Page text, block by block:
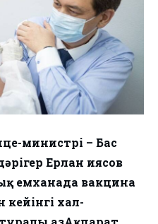
министрі – Бас
Ерлан Қиясов
емханада вакцина
хал-